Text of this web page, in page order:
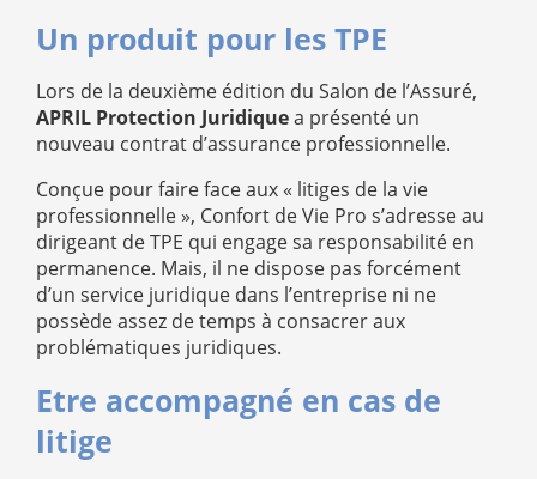
Un produit pour les TPE
Lors de la deuxième édition du Salon de l’Assuré,
APRIL Protection Juridiquea présenté un
nouveau contrat d’assurance professionnelle.
Conçue pour faire face aux « litiges de la vie
professionnelle », Confort de Vie Pro s’adresse au
dirigeant de TPE qui engage sa responsabilité en
permanence. Mais, il ne dispose pas forcément
d’un service juridique dans l’entreprise ni ne
possède assez de temps à consacrer aux
problématiques juridiques.
Etre accompagné en cas de
litige